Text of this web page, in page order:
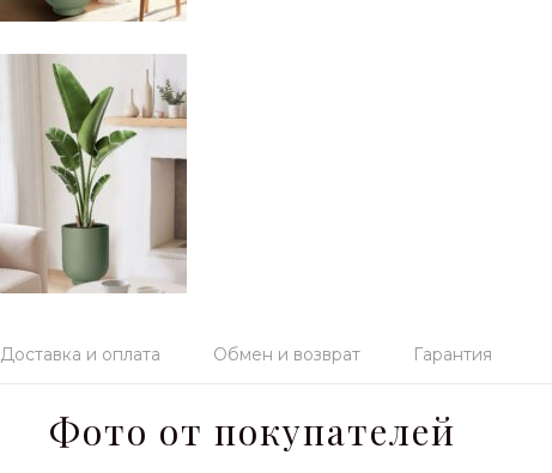
Доставка и оплата Обмен и возврат Гарантия
Фото от покупателей